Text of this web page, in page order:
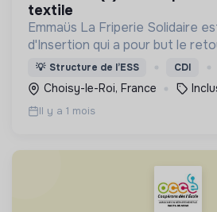
textile
Emmaüs La Friperie Solidaire
d'Insertion qui a pour but le
durable de ses salariés en
valorisation textile : recyclage,
💡 Structure de l’ESS CDI
Choisy-le-Roi, France
Il y a 1 mois